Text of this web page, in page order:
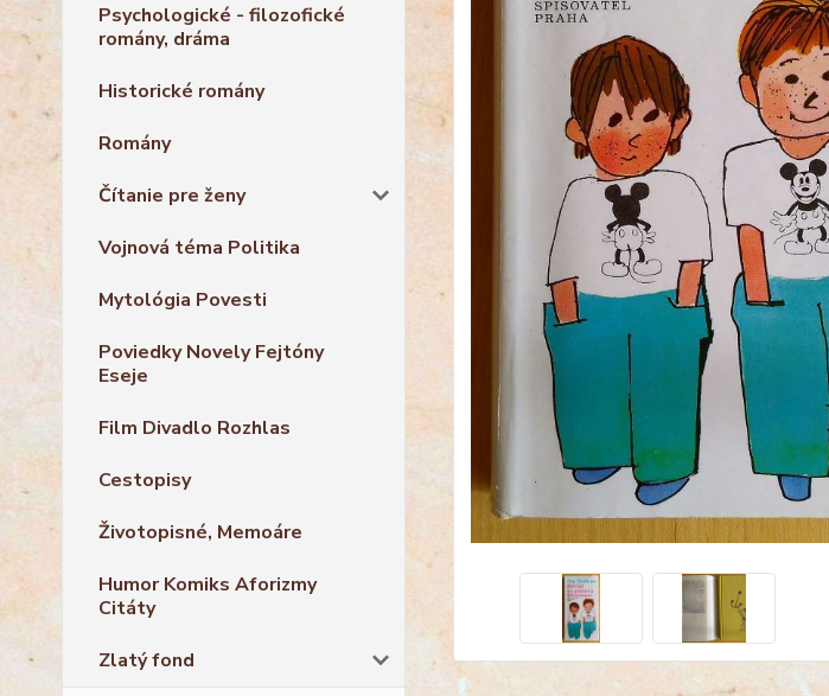
Psychologické - filozofické
romány, dráma
Historické romány
Romány
Čítanie pre ženy
Vojnová téma Politika
Mytológia Povesti
Poviedky Novely Fejtóny
Eseje
Film Divadlo Rozhlas
Cestopisy
Životopisné, Memoáre
Humor Komiks Aforizmy
Citáty
Zlatý fond